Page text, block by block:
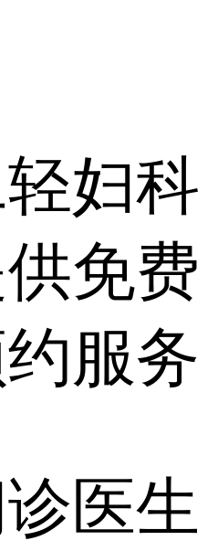
妇科
免费
服务
医生